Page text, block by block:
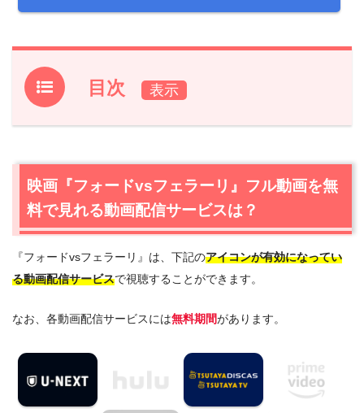
目次
1.映画『フォードvsフェラーリ』フル動画を無料で見れる
一番おすすめ
1.2 映画『フォードvsフェラーリ』を動画配信＆宅配レンタ
ルで楽しめるTSUTAYA TVもおすすめ
2. 『フォードvsフェラーリ』作品情報
2.1『フォードvsフェラーリ』あらすじ
『フォードvsフェラーリ』を見たい人におすすめの関連
作品
映画『フォードvsフェラーリ』フル動画を無
料で見れる動画配信サービスは？
『フォードvsフェラーリ』は、下記のアイコンが有効になってい
る動画配信サービスで視聴することができます。
なお、各動画配信サービスには無料期間があります。